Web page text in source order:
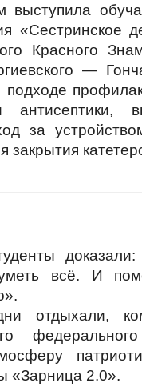
выступила
«Сестринское
Красного
—
подходе
антисептики,
за
закрытия
всё. И
отдыхали,
«Зарница 2.0».